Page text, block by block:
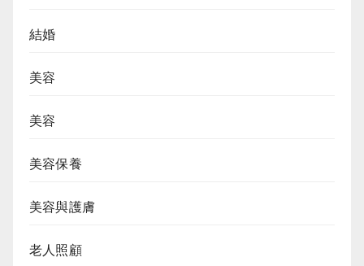
結婚
美容
美容
美容保養
美容與護膚
老人照顧